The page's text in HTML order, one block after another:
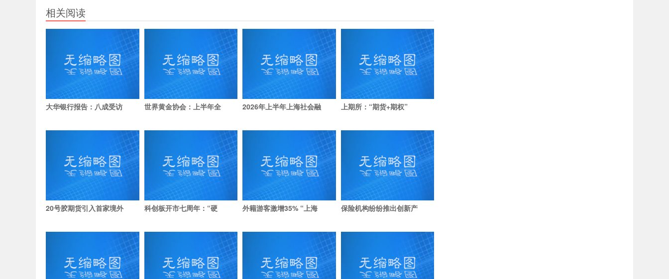
相关阅读
大华银行报告：八成受访 世界黄金协会：上半年全 2026年上半年上海社会融 上期所：“期货+期权”
20号胶期货引入首家境外 科创板开市七周年：“硬 外籍游客激增35% “上海 保险机构纷纷推出创新产